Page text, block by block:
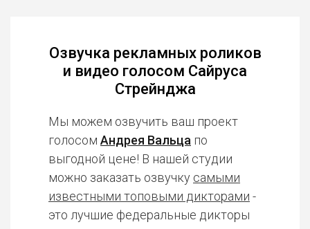
Озвучка рекламных роликов
и видео голосом Сайруса
Стрейнджа
Мы можем озвучить ваш проект
голосом Андрея Вальца по
выгодной цене! В нашей студии
можно заказать озвучку самыми
известными топовыми дикторами -
это лучшие федеральные дикторы